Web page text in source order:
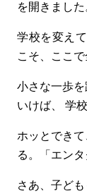
を開きました
学校を変え
こそ、ここ
小さな一歩
いけば、
学
ホッとでき
る。
「エン
さあ、子ど